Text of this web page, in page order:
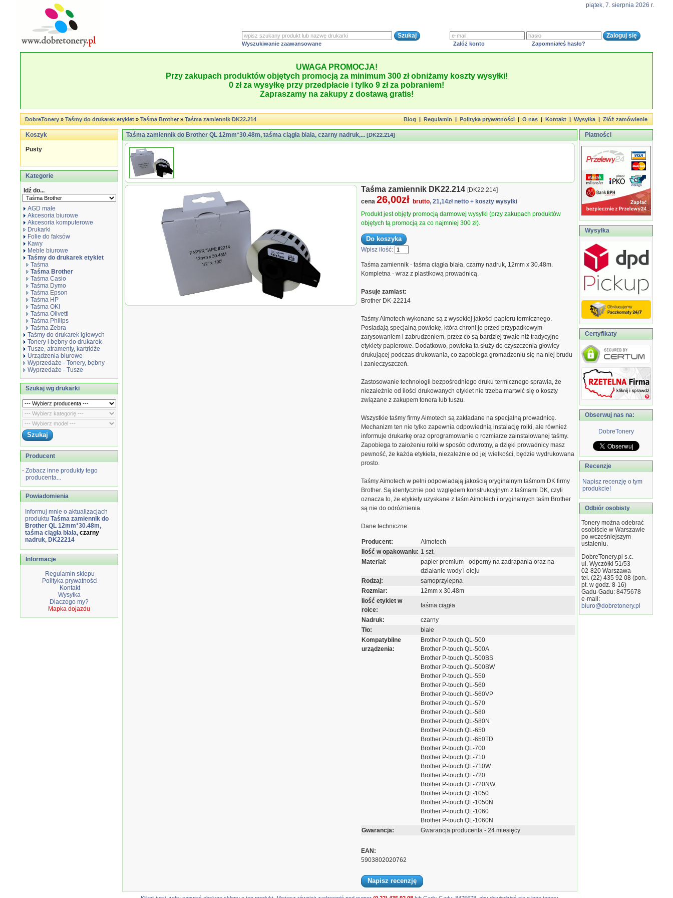
piątek, 7. sierpnia 2026 r.
Wyszukiwanie zaawansowane Załóż konto Zapomniałeś hasło?
UWAGA PROMOCJA!
Przy zakupach produktów objętych promocją za minimum 300 zł obniżamy koszty wysyłki!
0 zł za wysyłkę przy przedpłacie i tylko 9 zł za pobraniem!
Zapraszamy na zakupy z dostawą gratis!
DobreTonery»Taśmy do drukarek etykiet»Taśma Brother»Taśma zamiennik DK22.214 Blog|Regulamin|Polityka prywatności|O nas|Kontakt|Wysyłka|Złóż zamówienie
Koszyk
Pusty
Kategorie
Idź do...
AGD małe
Akcesoria biurowe
Akcesoria komputerowe
Drukarki
Folie do faksów
Kawy
Meble biurowe
Taśmy do drukarek etykiet
Taśma
Taśma Brother
Taśma Casio
Taśma Dymo
Taśma Epson
Taśma HP
Taśma OKI
Taśma Olivetti
Taśma Philips
Taśma Zebra
Taśmy do drukarek igłowych
Tonery i bębny do drukarek
Tusze, atramenty, kartridże
Urządzenia biurowe
Wyprzedaże - Tonery, bębny
Wyprzedaże - Tusze
Szukaj wg drukarki
Producent
- Zobacz inne produkty tego
producenta...
Powiadomienia
Informuj mnie o aktualizacjach
produktu Taśma zamiennik do
Brother QL 12mm*30.48m,
taśma ciągła biała, czarny
nadruk, DK22214
Informacje
Regulamin sklepu
Polityka prywatności
Kontakt
Wysyłka
Dlaczego my?
Mapka dojazdu
Taśma zamiennik do Brother QL 12mm*30.48m, taśma ciągła biała, czarny nadruk,... [DK22.214]
Taśma zamiennik DK22.214
Taśma zamiennik DK22.214 [DK22.214]
cena 26,00zł brutto, 21,14zł netto + koszty wysyłki
Produkt jest objęty promocją darmowej wysyłki (przy zakupach produktów
objętych tą promocją za co najmniej 300 zł).
Wpisz ilość:
Taśma zamiennik - taśma ciągła biała, czarny nadruk, 12mm x 30.48m.
Kompletna - wraz z plastikową prowadnicą.
Pasuje zamiast:
Brother DK-22214
Taśmy Aimotech wykonane są z wysokiej jakości papieru termicznego.
Posiadają specjalną powłokę, która chroni je przed przypadkowym
zarysowaniem i zabrudzeniem, przez co są bardziej trwałe niż tradycyjne
etykiety papierowe. Dodatkowo, powłoka ta służy do czyszczenia głowicy
drukującej podczas drukowania, co zapobiega gromadzeniu się na niej brudu
i zanieczyszczeń.
Zastosowanie technologii bezpośredniego druku termicznego sprawia, że
niezależnie od ilości drukowanych etykiet nie trzeba martwić się o koszty
związane z zakupem tonera lub tuszu.
Wszystkie taśmy firmy Aimotech są zakładane na specjalną prowadnicę.
Mechanizm ten nie tylko zapewnia odpowiednią instalację rolki, ale również
informuje drukarkę oraz oprogramowanie o rozmiarze zainstalowanej taśmy.
Zapobiega to założeniu rolki w sposób odwrotny, a dzięki prowadnicy masz
pewność, że każda etykieta, niezależnie od jej wielkości, będzie wydrukowana
prosto.
Taśmy Aimotech w pełni odpowiadają jakością oryginalnym taśmom DK firmy
Brother. Są identycznie pod względem konstrukcyjnym z taśmami DK, czyli
oznacza to, że etykiety uzyskane z taśm Aimotech i oryginalnych taśm Brother
są nie do odróżnienia.
Dane techniczne:
Producent:
Aimotech
Ilość w opakowaniu: 1 szt.
Materiał:
papier premium - odporny na zadrapania oraz na
działanie wody i oleju
Rodzaj:
samoprzylepna
Rozmiar:
12mm x 30.48m
Ilość etykiet w
rolce:
taśma ciągła
Nadruk:
czarny
Tło:
białe
Kompatybilne
urządzenia:
Brother P-touch QL-500
Brother P-touch QL-500A
Brother P-touch QL-500BS
Brother P-touch QL-500BW
Brother P-touch QL-550
Brother P-touch QL-560
Brother P-touch QL-560VP
Brother P-touch QL-570
Brother P-touch QL-580
Brother P-touch QL-580N
Brother P-touch QL-650
Brother P-touch QL-650TD
Brother P-touch QL-700
Brother P-touch QL-710
Brother P-touch QL-710W
Brother P-touch QL-720
Brother P-touch QL-720NW
Brother P-touch QL-1050
Brother P-touch QL-1050N
Brother P-touch QL-1060
Brother P-touch QL-1060N
Gwarancja:
Gwarancja producenta - 24 miesięcy
EAN:
5903802020762
Napisz recenzję
Płatności
Wysyłka
Certyfikaty
Obserwuj nas na:
DobreTonery
Recenzje
Napisz recenzję o tym
produkcie!
Odbiór osobisty
Tonery można odebrać
osobiście w Warszawie
po wcześniejszym
ustaleniu.
DobreTonery.pl s.c.
ul. Wyczółki 51/53
02-820 Warszawa
tel. (22) 435 92 08 (pon.-
pt. w godz. 8-16)
Gadu-Gadu: 8475678
e-mail:
biuro@dobretonery.pl